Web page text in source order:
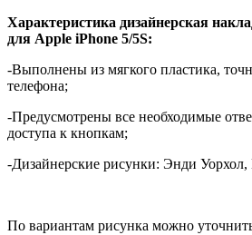
Характеристика дизайнерская
для Apple iPhone 5/5S:
-Выполнены из мягкого пластика,
телефона;
-Предусмотрены все необходимые
доступа к кнопкам;
-Дизайнерские рисунки: Энди Уорхол,
По вариантам рисунка можно